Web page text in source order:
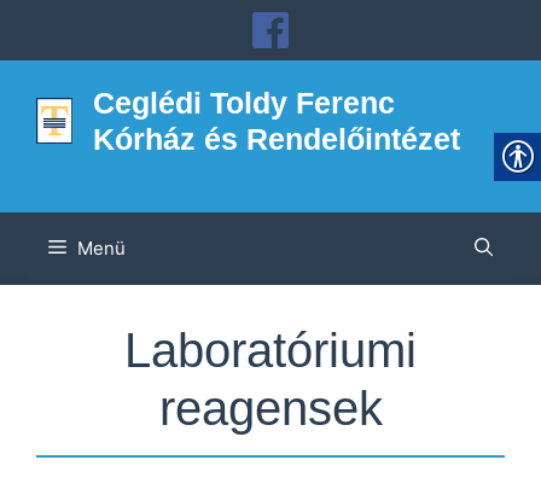
Ceglédi Toldy Ferenc
Kórház és Rendelőintézet
Menü
Laboratóriumi
reagensek